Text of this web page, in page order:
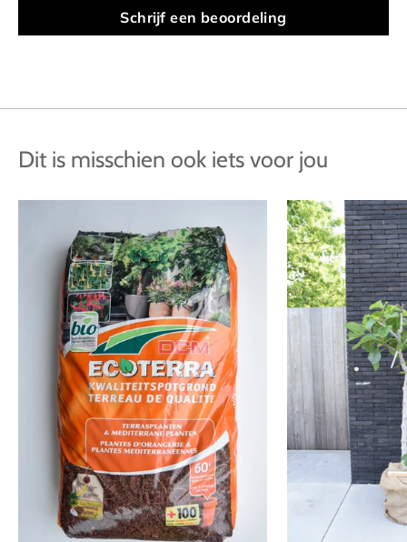
Schrijf een beoordeling
Dit is misschien ook iets voor jou